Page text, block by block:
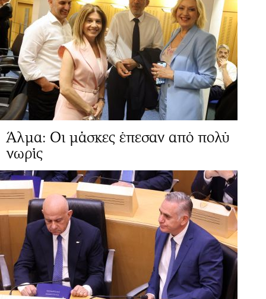
Άλμα: Οι μάσκες έπεσαν από πολύ
νωρίς